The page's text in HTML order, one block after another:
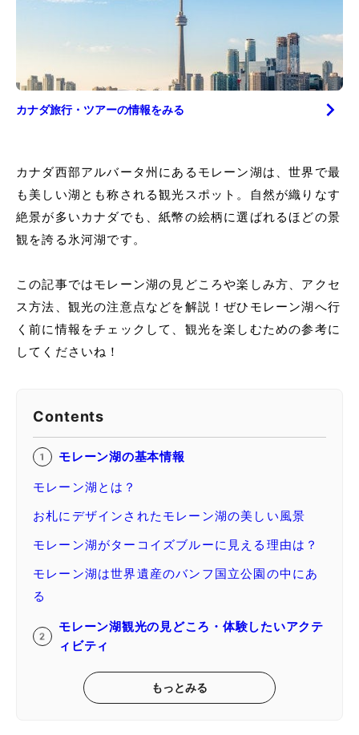
カナダ旅行・ツアーの情報をみる
カナダ西部アルバータ州にあるモレーン湖は、世界で最
も美しい湖とも称される観光スポット。自然が織りなす
絶景が多いカナダでも、紙幣の絵柄に選ばれるほどの景
観を誇る氷河湖です。
この記事ではモレーン湖の見どころや楽しみ方、アクセ
ス方法、観光の注意点などを解説！ぜひモレーン湖へ行
く前に情報をチェックして、観光を楽しむための参考に
してくださいね！
Contents
モレーン湖の基本情報
モレーン湖とは？
お札にデザインされたモレーン湖の美しい風景
モレーン湖がターコイズブルーに見える理由は？
モレーン湖は世界遺産のバンフ国立公園の中にあ
る
モレーン湖観光の見どころ・体験したいアクテ
ィビティ
もっとみる